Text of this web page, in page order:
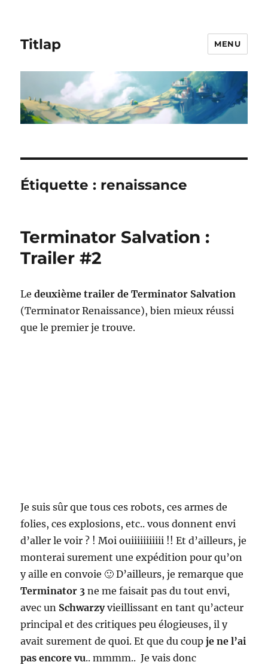
Titlap MENU
Étiquette : renaissance
Terminator Salvation :
Trailer #2
Ledeuxième trailer de Terminator Salvation
(Terminator Renaissance), bien mieux réussi
que le premier je trouve.
Je suis sûr que tous ces robots, ces armes de
folies, ces explosions, etc.. vous donnent envi
d’aller le voir ? ! Moi ouiiiiiiiiiii !! Et d’ailleurs, je
monterai surement une expédition pour qu’on
y aille en convoie 🙂 D’ailleurs, je remarque que
Terminator 3 ne me faisait pas du tout envi,
avec un Schwarzyvieillissant en tant qu’acteur
principal et des critiques peu élogieuses, il y
avait surement de quoi. Et que du coupje ne l’ai
pas encore vu.. mmmm.. Je vais donc